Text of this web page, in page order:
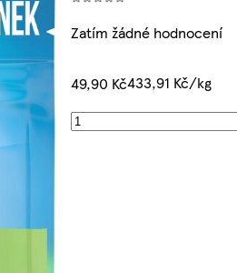
Zatím žádné hodnocení
49,90 Kč433,91 Kč/kg